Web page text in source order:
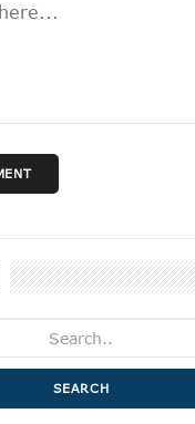
SEARCH